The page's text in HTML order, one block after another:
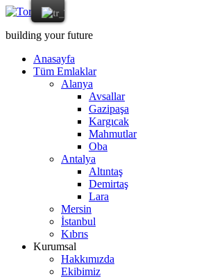
building your future
Anasayfa
Tüm Emlaklar
Alanya
Avsallar
Gazipaşa
Kargıcak
Mahmutlar
Oba
Antalya
Altıntaş
Demirtaş
Lara
Mersin
İstanbul
Kıbrıs
Kurumsal
Hakkımızda
Ekibimiz